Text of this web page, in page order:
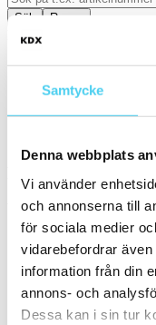
Samtycke
Denna webbplats
Vi använder
och annonserna till
för sociala medier
vidarebefordrar
information från din
annons- och
Dessa kan i sin tur
Kategori
Ställ in filter:
Välj en eller flera serier:
Bibulca
Ceppo Di Gre
Sortera